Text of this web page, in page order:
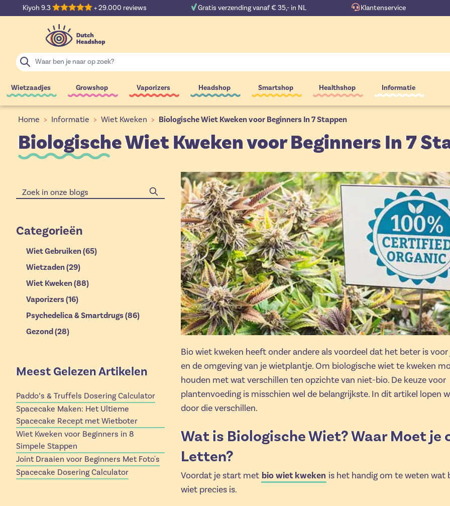
Ga naar de inhoud
Wietzaadjes Growshop Vaporizers Headshop Smartshop Healthshop Informatie
Zoek
Kiyoh 9.3 + 29.000 reviews Gratis verzending vanaf € 35,- in NL Klantenservice
Home > Informatie > Wiet Kweken > Biologische Wiet Kweken voor Beginners In 7 Stappen
Biologische Wiet Kweken voor Beginners In 7
Bio wiet kweken heeft onder andere als voordeel dat het beter is
en de omgeving van je wietplantje. Om biologische wiet te kweken
houden met wat verschillen ten opzichte van niet-bio. De keuze voor
plantenvoeding is misschien wel de belangrijkste. In dit artikel lopen
door die verschillen.
Wat is Biologische Wiet? Waar Moet je
Letten?
Voordat je start met bio wiet kweken is het handig om te weten wat
wiet precies is.
Categorieën
Wiet Gebruiken(65)
Wietzaden(29)
Wiet Kweken(88)
Vaporizers (16)
Psychedelica & Smartdrugs (86)
Gezond(28)
Meest Gelezen Artikelen
Paddo’s & Truffels Dosering Calculator
Spacecake Maken: Het Ultieme
Spacecake Recept met Wietboter
Wiet Kweken voor Beginners in 8
Simpele Stappen
Joint Draaien voor Beginners Met Foto's
Spacecake Dosering Calculator